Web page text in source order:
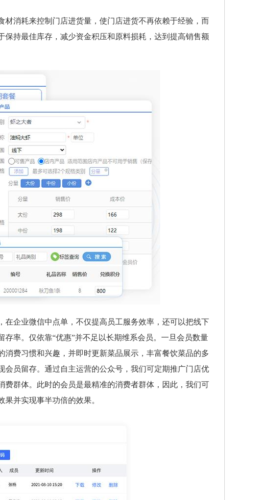
消耗来控制门店进货量，使门店进货不再依赖于经验，而
持最佳库存，减少资金积压和原料损耗，达到提高销售额
企业微信中点单，不仅提高员工服务效率，还可以把线下
率。仅依靠“优惠”并不足以长期维系会员。一旦会员数量
费习惯和兴趣，并即时更新菜品展示，丰富餐饮菜品的多
员留存。通过自主运营的公众号，我们可定期推广门店优
群体。此时的会员是最精准的消费者群体，因此，我们可
并实现事半功倍的效果。